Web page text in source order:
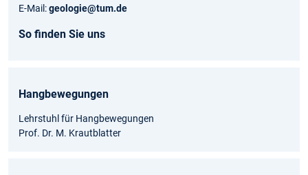
E-Mail:geologie@tum.de
So finden Sie uns
Hangbewegungen
Lehrstuhl für Hangbewegungen
Prof. Dr. M. Krautblatter